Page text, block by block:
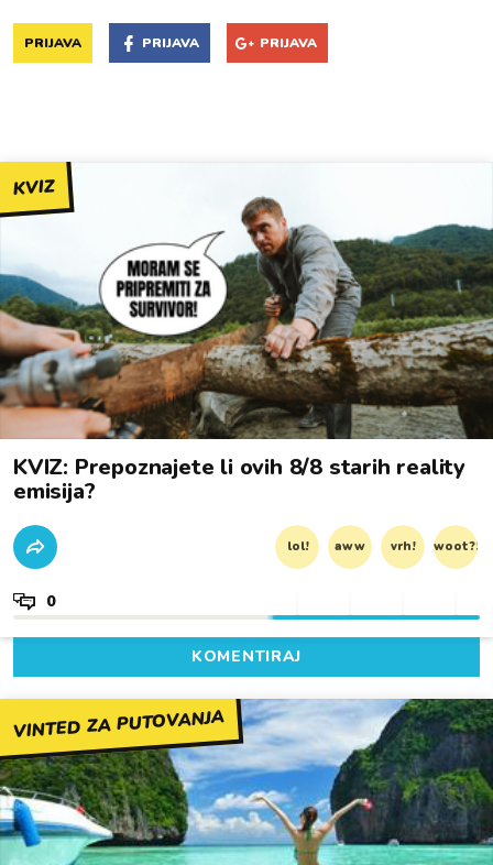
PRIJAVA PRIJAVA PRIJAVA
KVIZ
KVIZ: Prepoznajete li ovih 8/8 starih reality
emisija?
lol! aww vrh! woot?!
0
KOMENTIRAJ
VINTED ZA PUTOVANJA